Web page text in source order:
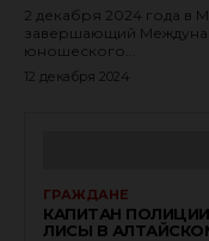
2 декабря 2024 года в
завершающий
юношеского...
12 декабря 2024
ГРАЖДАНЕ
КАПИТАН
ЛИСЫ В